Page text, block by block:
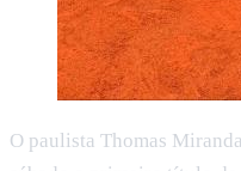
O paulista Thomas